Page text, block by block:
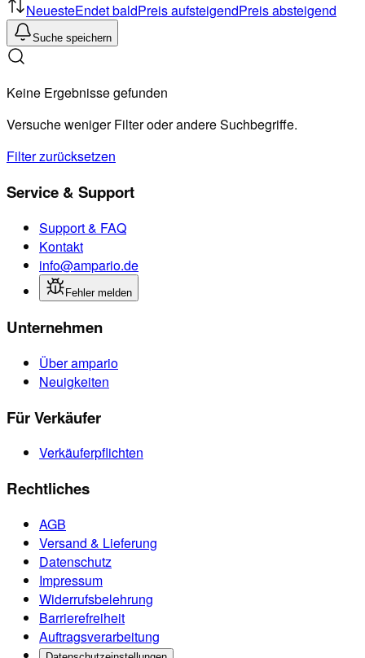
NeuesteEndet baldPreis aufsteigendPreis absteigend
Suche speichern
Keine Ergebnisse gefunden
Versuche weniger Filter oder andere Suchbegriffe.
Filter zurücksetzen
Service & Support
Support & FAQ
Kontakt
info@ampario.de
Fehler melden
Unternehmen
Über ampario
Neuigkeiten
Für Verkäufer
Verkäuferpflichten
Rechtliches
AGB
Versand & Lieferung
Datenschutz
Impressum
Widerrufsbelehrung
Barrierefreiheit
Auftragsverarbeitung